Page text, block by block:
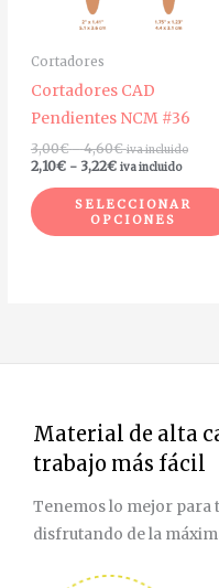
Cortadores
Cortadores CAD
Pendientes NCM #36
3,00€ - 4,60€ iva incluido
2,10€ - 3,22€ iva incluido
SELECCIONAR
OPCIONES
Material de alta
trabajo más fácil
Tenemos lo mejor para
disfrutando de la